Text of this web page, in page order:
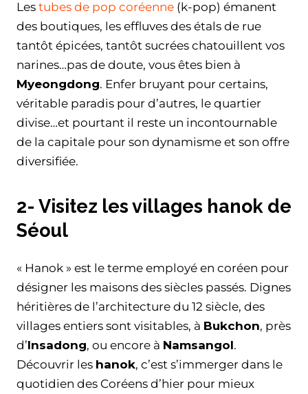
Les tubes de pop coréenne (k-pop) émanent
des boutiques, les effluves des étals de rue
tantôt épicées, tantôt sucrées chatouillent vos
narines…pas de doute, vous êtes bien à
Myeongdong. Enfer bruyant pour certains,
véritable paradis pour d’autres, le quartier
divise…et pourtant il reste un incontournable
de la capitale pour son dynamisme et son offre
diversifiée.
2- Visitez les villages hanok de
Séoul
« Hanok » est le terme employé en coréen pour
désigner les maisons des siècles passés. Dignes
héritières de l’architecture du 12 siècle, des
villages entiers sont visitables, à Bukchon, près
d’Insadong, ou encore à Namsangol.
Découvrir les hanok, c’est s’immerger dans le
quotidien des Coréens d’hier pour mieux